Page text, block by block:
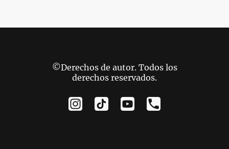
©Derechos de autor. Todos los
derechos reservados.